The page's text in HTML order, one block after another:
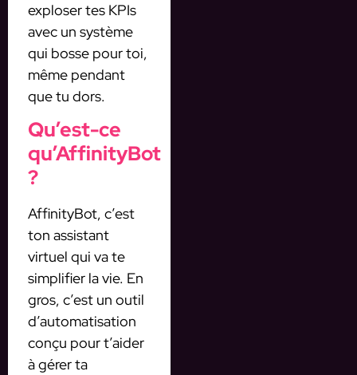
exploser tes KPIs
avec un système
qui bosse pour toi,
même pendant
que tu dors.
Qu’est-ce
qu’AffinityBot
?
AffinityBot, c’est
ton assistant
virtuel qui va te
simplifier la vie. En
gros, c’est un outil
d’automatisation
conçu pour t’aider
à gérer ta